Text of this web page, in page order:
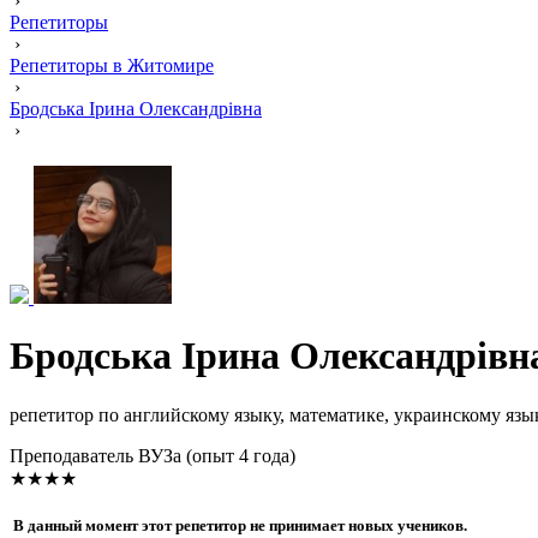
Репетиторы
›
Репетиторы в Житомире
›
Бродська Ірина Олександрівна
›
Бродська Ірина
репетитор по английскому языку, математике, украинскому
Преподаватель ВУЗа (опыт 4 года)
★★★★
В данный момент этот репетитор не принимает новых учеников.